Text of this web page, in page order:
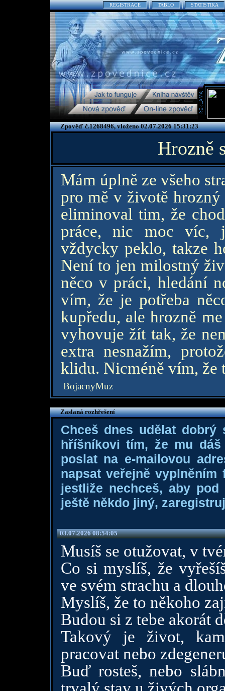
REGISTRACE TABLO STATISTIKA
Zpověď č.1268496, vloženo 02.07.2026 15:31:23
Hrozně
Mám úplně ze všeho
pro mě v životě hrozný
eliminoval tim, že
práce, nic moc víc,
vždycky peklo, takze
Není to jen milostný
něco v práci, hledání
vím, že je potřeba
kupředu, ale hrozně
vyhovuje žít tak, že
extra nesnažím,
klidu. Nicméně vím, že
BojacnyMuz
Zaslaná rozhřešení
Chceš dnes udělat dobrý
hříšníkovi tím, že mu
poslat na e-mailovou
napsat veřejně
jestliže nechceš, aby
ještě někdo jiný,
03.07.2026 08:54:05
Musíš se otužovat, v
Co si myslíš, že
ve svém strachu a
Myslíš, že to někoho
Budou si z tebe akorát
Takový je život,
pracovat nebo
Buď rosteš, nebo